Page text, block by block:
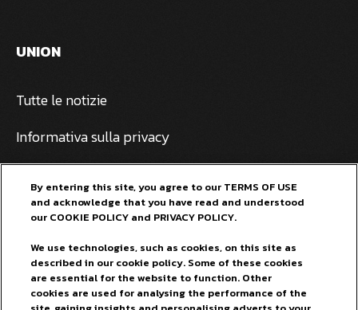
UNION
Tutte le notizie
Informativa sulla privacy
General terms and conditions
Facebook
By entering this site, you agree to our TERMS OF USE
and acknowledge that you have read and understood
our COOKIE POLICY and PRIVACY POLICY.
We use technologies, such as cookies, on this site as
described in our cookie policy. Some of these cookies
are essential for the website to function. Other
cookies are used for analysing the performance of the